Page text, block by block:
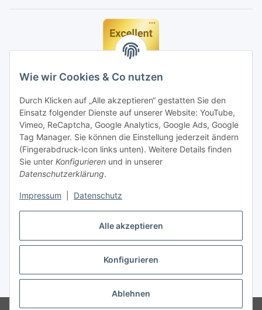
Alle akzeptieren
Konfigurieren
Ablehnen
Wie wir Cookies & Co nutzen
Durch Klicken auf „Alle akzeptieren“ gestatten Sie den
Einsatz folgender Dienste auf unserer Website: YouTube,
Vimeo, ReCaptcha, Google Analytics, Google Ads, Google
Tag Manager. Sie können die Einstellung jederzeit ändern
(Fingerabdruck-Icon links unten). Weitere Details finden
Sie unter Konfigurieren und in unserer
Datenschutzerklärung.
Impressum Datenschutz
Vertrag widerrufen
* Alle Preise inkl. gesetzlicher MwSt., zzgl.Versand